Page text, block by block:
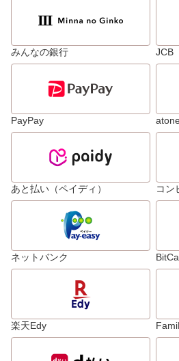
みんなの銀行 JCB
PayPay
あと払い（ペイディ） コン
ネットバンク
楽天Edy